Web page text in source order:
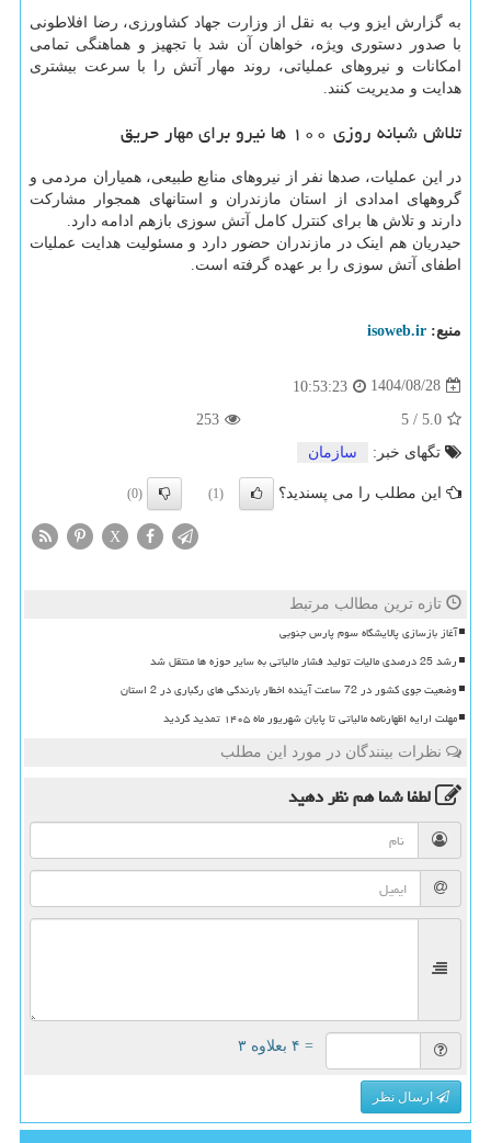
به گزارش ایزو وب به نقل از وزارت جهاد کشاورزی، رضا افلاطونی
با صدور دستوری ویژه، خواهان آن شد با تجهیز و هماهنگی تمامی
امکانات و نیروهای عملیاتی، روند مهار آتش را با سرعت بیشتری
هدایت و مدیریت کنند.
تلاش شبانه روزی ۱۰۰ ها نیرو برای مهار حریق
در این عملیات، صدها نفر از نیروهای منابع طبیعی، همیاران مردمی و
گروههای امدادی از استان مازندران و استانهای همجوار مشارکت
دارند و تلاش ها برای کنترل کامل آتش سوزی بازهم ادامه دارد.
حیدریان هم اینک در مازندران حضور دارد و مسئولیت هدایت عملیات
اطفای آتش سوزی را بر عهده گرفته است.
منبع: isoweb.ir
1404/08/28
10:53:23
5.0
/
5
253
تگهای خبر:
سازمان
این مطلب را می پسندید؟ (1)
(0)
X
تازه ترین مطالب مرتبط
آغاز بازسازی پالایشگاه سوم پارس جنوبی
رشد 25 درصدی مالیات تولید فشار مالیاتی به سایر حوزه ها منتقل شد
وضعیت جوی کشور در 72 ساعت آینده اخطار بارندگی های رگباری در 2 استان
مهلت ارایه اظهارنامه مالیاتی تا پایان شهریور ماه ۱۴۰۵ تمدید گردید
نظرات بینندگان در مورد این مطلب
لطفا شما همنظر دهید
= ۴ بعلاوه ۳
ارسال نظر